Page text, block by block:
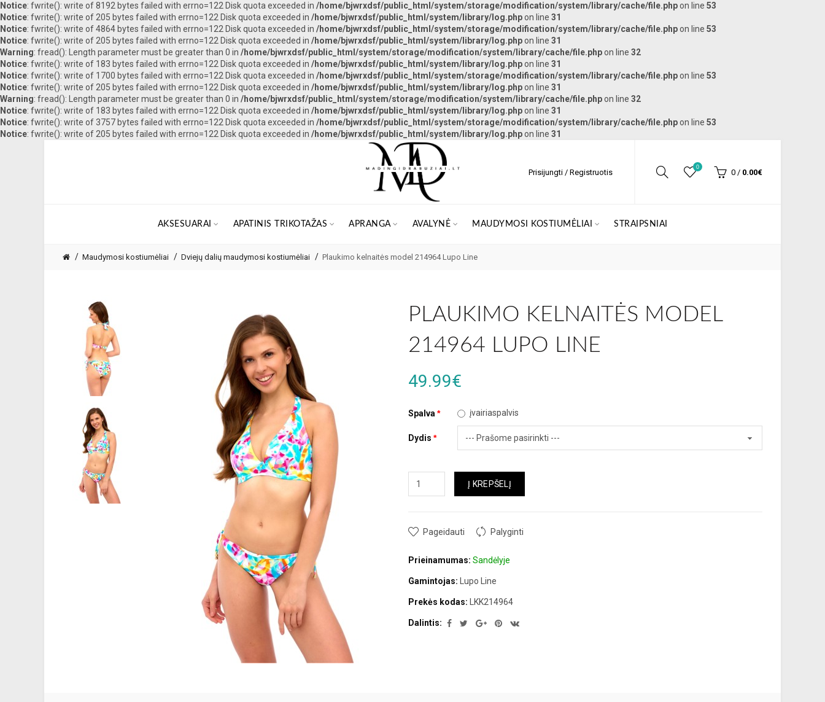
Notice: fwrite(): write of 8192 bytes failed with errno=122 Disk quota exceeded in /home/bjwrxdsf/public_html/system/storage/modification/system/library/cache/file.phpon line 53
Notice: fwrite(): write of 205 bytes failed with errno=122 Disk quota exceeded in /home/bjwrxdsf/public_html/system/library/log.phpon line 31
Notice: fwrite(): write of 4864 bytes failed with errno=122 Disk quota exceeded in /home/bjwrxdsf/public_html/system/storage/modification/system/library/cache/file.phpon line 53
Notice: fwrite(): write of 205 bytes failed with errno=122 Disk quota exceeded in /home/bjwrxdsf/public_html/system/library/log.phpon line 31
Warning: fread(): Length parameter must be greater than 0 in /home/bjwrxdsf/public_html/system/storage/modification/system/library/cache/file.phpon line 32
Notice: fwrite(): write of 183 bytes failed with errno=122 Disk quota exceeded in /home/bjwrxdsf/public_html/system/library/log.phpon line 31
Notice: fwrite(): write of 1700 bytes failed with errno=122 Disk quota exceeded in /home/bjwrxdsf/public_html/system/storage/modification/system/library/cache/file.phpon line 53
Notice: fwrite(): write of 205 bytes failed with errno=122 Disk quota exceeded in /home/bjwrxdsf/public_html/system/library/log.phpon line 31
Warning: fread(): Length parameter must be greater than 0 in /home/bjwrxdsf/public_html/system/storage/modification/system/library/cache/file.phpon line 32
Notice: fwrite(): write of 183 bytes failed with errno=122 Disk quota exceeded in /home/bjwrxdsf/public_html/system/library/log.phpon line 31
Notice: fwrite(): write of 3757 bytes failed with errno=122 Disk quota exceeded in /home/bjwrxdsf/public_html/system/storage/modification/system/library/cache/file.phpon line 53
Notice: fwrite(): write of 205 bytes failed with errno=122 Disk quota exceeded in /home/bjwrxdsf/public_html/system/library/log.phpon line 31
Prisijungti / Registruotis
0
0 / 0.00€
AKSESUARAI APATINIS TRIKOTAŽAS APRANGA AVALYNĖ MAUDYMOSI KOSTIUMĖLIAI STRAIPSNIAI
Maudymosi kostiumėliai Dviejų dalių maudymosi kostiumėliai Plaukimo kelnaitės model 214964 Lupo Line
PLAUKIMO KELNAITĖS MODEL
214964 LUPO LINE
49.99€
Spalva įvairiaspalvis
Dydis
Į KREPŠELĮ
Pageidauti Palyginti
Prieinamumas: Sandėlyje
Gamintojas: Lupo Line
Prekės kodas: LKK214964
Dalintis: